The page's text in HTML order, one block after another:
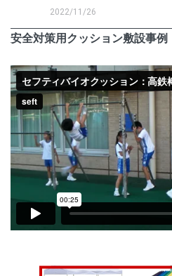
2022/11/26
安全対策用クッション敷設事例